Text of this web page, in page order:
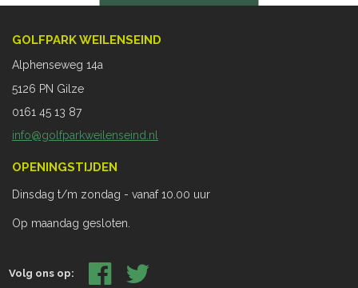
GOLFPARK WEILENSEIND
Alphenseweg 14a
5126 PN Gilze
0161 45 13 87
info@golfparkweilenseind.nl
OPENINGSTIJDEN
Dinsdag t/m zondag - vanaf 10.00 uur
Op maandag gesloten.
Volg ons op: